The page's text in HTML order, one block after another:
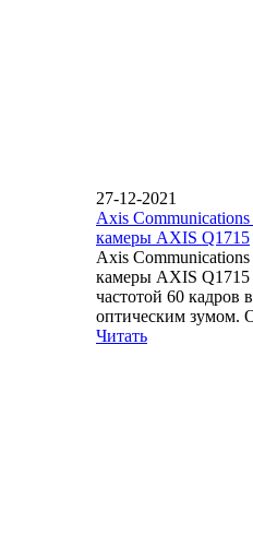
27-12-2021
Axis
камеры AXIS Q1715
Axis
камеры AXIS
частотой 60 кадров
оптическим зумом.
Читать